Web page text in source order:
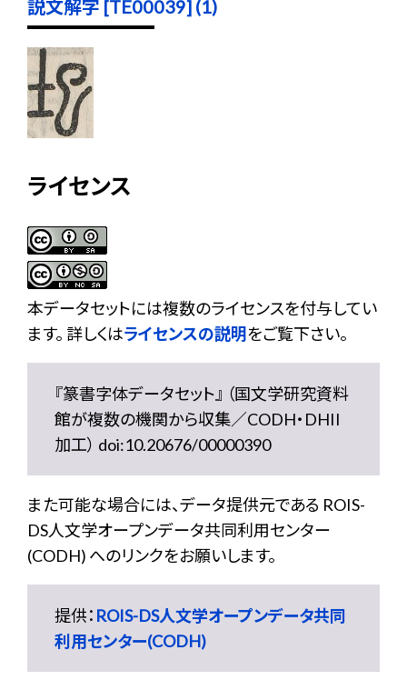
説文解字 [TE00039] (1)
ライセンス
本データセットには複数のライセンスを付与してい
ます。 詳しくはライセンスの説明をご覧下さい。
『篆書字体データセット』 （国文学研究資料
館が複数の機関から収集／CODH・DHII
加工） doi:10.20676/00000390
また可能な場合には、データ提供元である ROIS-
DS人文学オープンデータ共同利用センター
(CODH) へのリンクをお願いします。
提供： ROIS-DS人文学オープンデータ共同
利用センター(CODH)